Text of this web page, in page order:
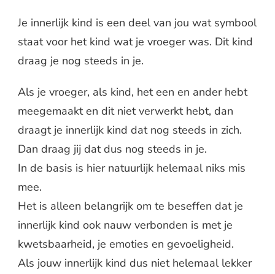
Je innerlijk kind is een deel van jou wat symbool
staat voor het kind wat je vroeger was. Dit kind
draag je nog steeds in je.
Als je vroeger, als kind, het een en ander hebt
meegemaakt en dit niet verwerkt hebt, dan
draagt je innerlijk kind dat nog steeds in zich.
Dan draag jij dat dus nog steeds in je.
In de basis is hier natuurlijk helemaal niks mis
mee.
Het is alleen belangrijk om te beseffen dat je
innerlijk kind ook nauw verbonden is met je
kwetsbaarheid, je emoties en gevoeligheid.
Als jouw innerlijk kind dus niet helemaal lekker